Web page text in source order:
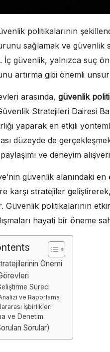
politikalarının
sağlamak ve güvenlik
İç güvenlik, yalnızca suç
artırma gibi önemli
arasında, güvenlik
Stratejileri Dairesi
yaparak en etkili
düzeyde de
ve deneyim
güvenlik alanındaki
karşı stratejiler
Güvenlik politikalarının
hayati bir öneme
Önemi
Süreci
ve Raporlama
İşbirlikleri
ve Denetim
Sorular)